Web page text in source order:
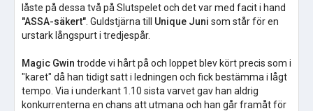
låste på dessa två på Slutspelet och det var med facit i hand
"ASSA-säkert" . Guldstjärna till Unique Juni som står för en
urstark långspurt i tredjespår.
Magic Gwin trodde vi hårt på och loppet blev kört precis som i
"karet" då han tidigt satt i ledningen och fick bestämma i lågt
tempo. Via i underkant 1.10 sista varvet gav han aldrig
konkurrenterna en chans att utmana och han går framåt för